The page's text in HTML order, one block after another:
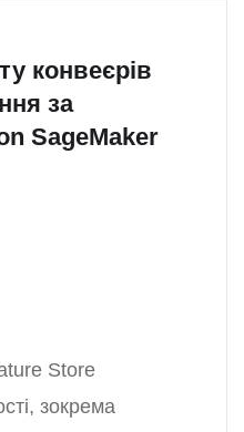
конвеєрів
за
SageMaker
Store
зокрема